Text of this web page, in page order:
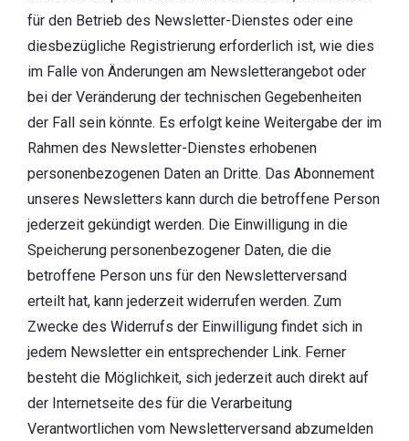
für den Betrieb des Newsletter-Dienstes oder eine
diesbezügliche Registrierung erforderlich ist, wie dies
im Falle von Änderungen am Newsletterangebot oder
bei der Veränderung der technischen Gegebenheiten
der Fall sein könnte. Es erfolgt keine Weitergabe der im
Rahmen des Newsletter-Dienstes erhobenen
personenbezogenen Daten an Dritte. Das Abonnement
unseres Newsletters kann durch die betroffene Person
jederzeit gekündigt werden. Die Einwilligung in die
Speicherung personenbezogener Daten, die die
betroffene Person uns für den Newsletterversand
erteilt hat, kann jederzeit widerrufen werden. Zum
Zwecke des Widerrufs der Einwilligung findet sich in
jedem Newsletter ein entsprechender Link. Ferner
besteht die Möglichkeit, sich jederzeit auch direkt auf
der Internetseite des für die Verarbeitung
Verantwortlichen vom Newsletterversand abzumelden